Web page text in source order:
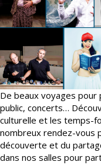
De beaux voyages
public, concerts…
culturelle et les temps-
nombreux rendez-vous
découverte et du
dans nos salles pour